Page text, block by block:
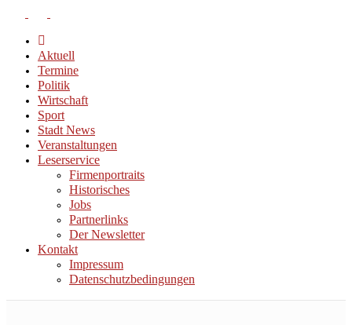
Aktuell
Termine
Politik
Wirtschaft
Sport
Stadt News
Veranstaltungen
Leserservice
Firmenportraits
Historisches
Jobs
Partnerlinks
Der Newsletter
Kontakt
Impressum
Datenschutzbedingungen